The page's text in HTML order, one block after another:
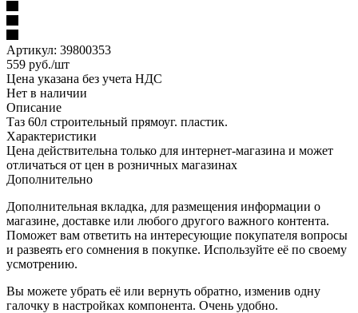
Артикул: 39800353
559 руб./шт
Цена указана без учета НДС
Нет в наличии
Описание
Таз 60л строительный прямоуг. пластик.
Характеристики
Цена действительна только для интернет-магазина и может
отличаться от цен в розничных магазинах
Дополнительно
Дополнительная вкладка, для размещения информации о
магазине, доставке или любого другого важного контента.
Поможет вам ответить на интересующие покупателя вопросы
и развеять его сомнения в покупке. Используйте её по своему
усмотрению.
Вы можете убрать её или вернуть обратно, изменив одну
галочку в настройках компонента. Очень удобно.